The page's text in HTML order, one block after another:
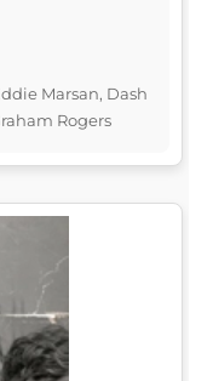
Marsan, Dash
Rogers